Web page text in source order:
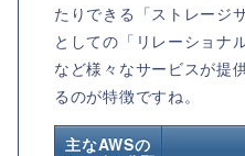
たりできる「ストレージ
としての「リレーショナ
など様々なサービスが提
るのが特徴ですね。
主なAWSの